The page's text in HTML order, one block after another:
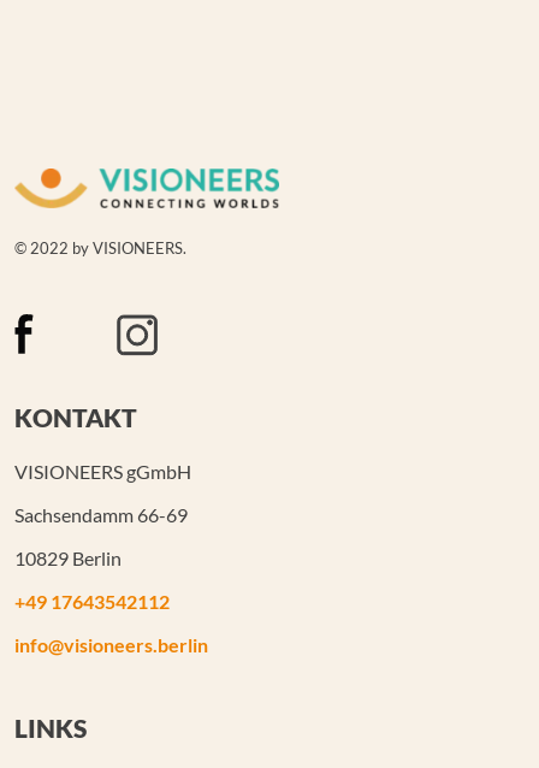
© 2022 by VISIONEERS.
KONTAKT
VISIONEERS gGmbH
Sachsendamm 66-69
10829 Berlin
+49 17643542112
info@visioneers.berlin
LINKS